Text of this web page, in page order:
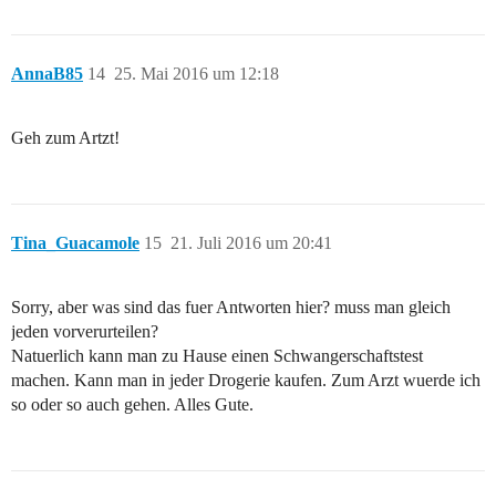
AnnaB85 25. Mai 2016 um 12:18
14
Geh zum Artzt!
Tina_Guacamole 21. Juli 2016 um 20:41
15
Sorry, aber was sind das fuer Antworten hier? muss man gleich
jeden vorverurteilen?
Natuerlich kann man zu Hause einen Schwangerschaftstest
machen. Kann man in jeder Drogerie kaufen. Zum Arzt wuerde ich
so oder so auch gehen. Alles Gute.